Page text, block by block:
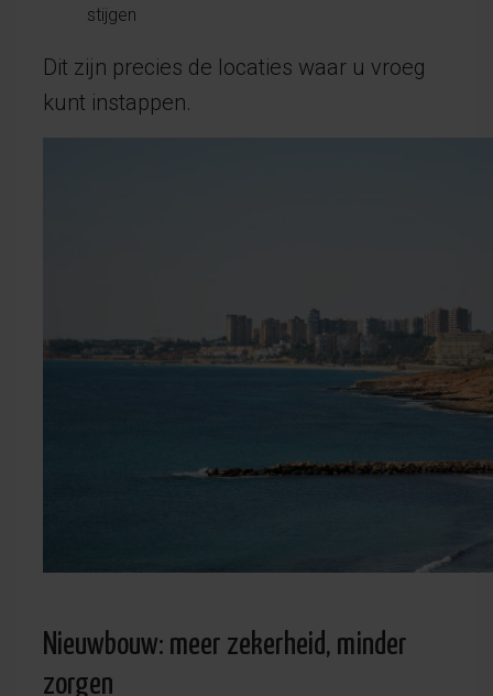
stijgen
Dit zijn precies de locaties waar u vroeg
kunt instappen.
Nieuwbouw: meer zekerheid, minder
zorgen